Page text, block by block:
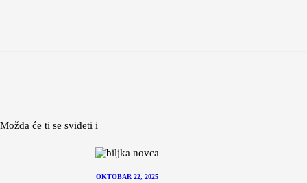
Možda će ti se svideti i
OKTOBAR 22, 2025